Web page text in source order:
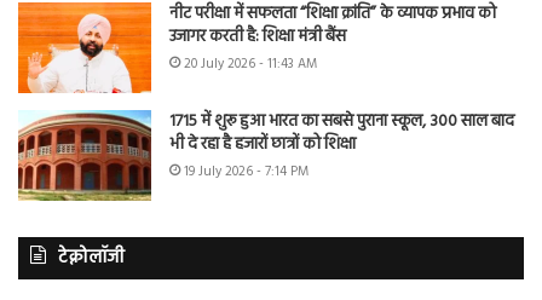
नीट परीक्षा में सफलता “शिक्षा क्रांति” के व्यापक प्रभाव को
उजागर करती है: शिक्षा मंत्री बैंस
20 July 2026 - 11:43 AM
1715 में शुरू हुआ भारत का सबसे पुराना स्कूल, 300 साल बाद
भी दे रहा है हजारों छात्रों को शिक्षा
19 July 2026 - 7:14 PM
टेक्नोलॉजी